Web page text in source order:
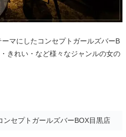
マにしたコンセプトガールズバーB
きれい・など様々なジャンルの女の
ンセプトガールズバーBOX目黒店